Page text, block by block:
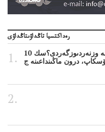
رەداكتسيا تاڭداۋىتاڭداۋى
10 كۇندە نە وزنەردىوزگەردى؟سك